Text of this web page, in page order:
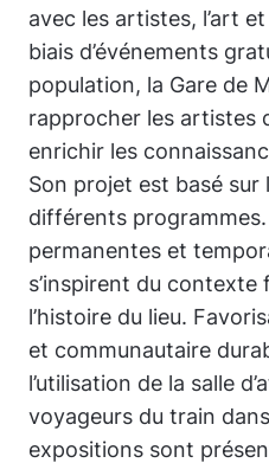
avec les artistes, l’art
biais d’événements
population, la Gare de
rapprocher les artistes
enrichir les
Son projet est basé sur
différents
permanentes et
s’inspirent du contexte
l’histoire du lieu.
et communautaire
l’utilisation de la salle
voyageurs du train
expositions sont